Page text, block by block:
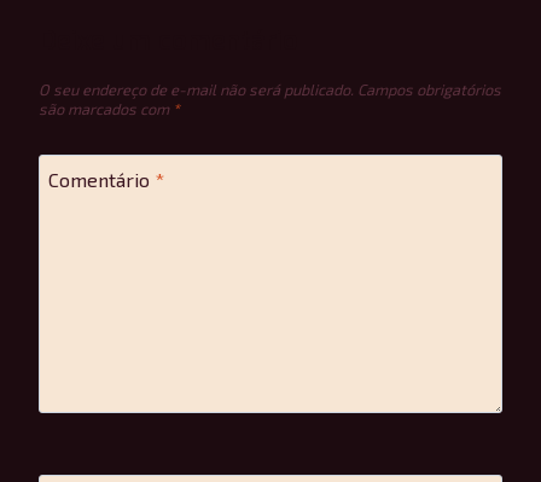
O seu endereço de e-mail não será publicado. Campos obrigatórios
são marcados com *
Comentário *